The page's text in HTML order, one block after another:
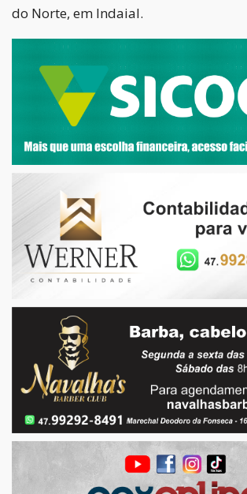
do Norte, em Indaial.